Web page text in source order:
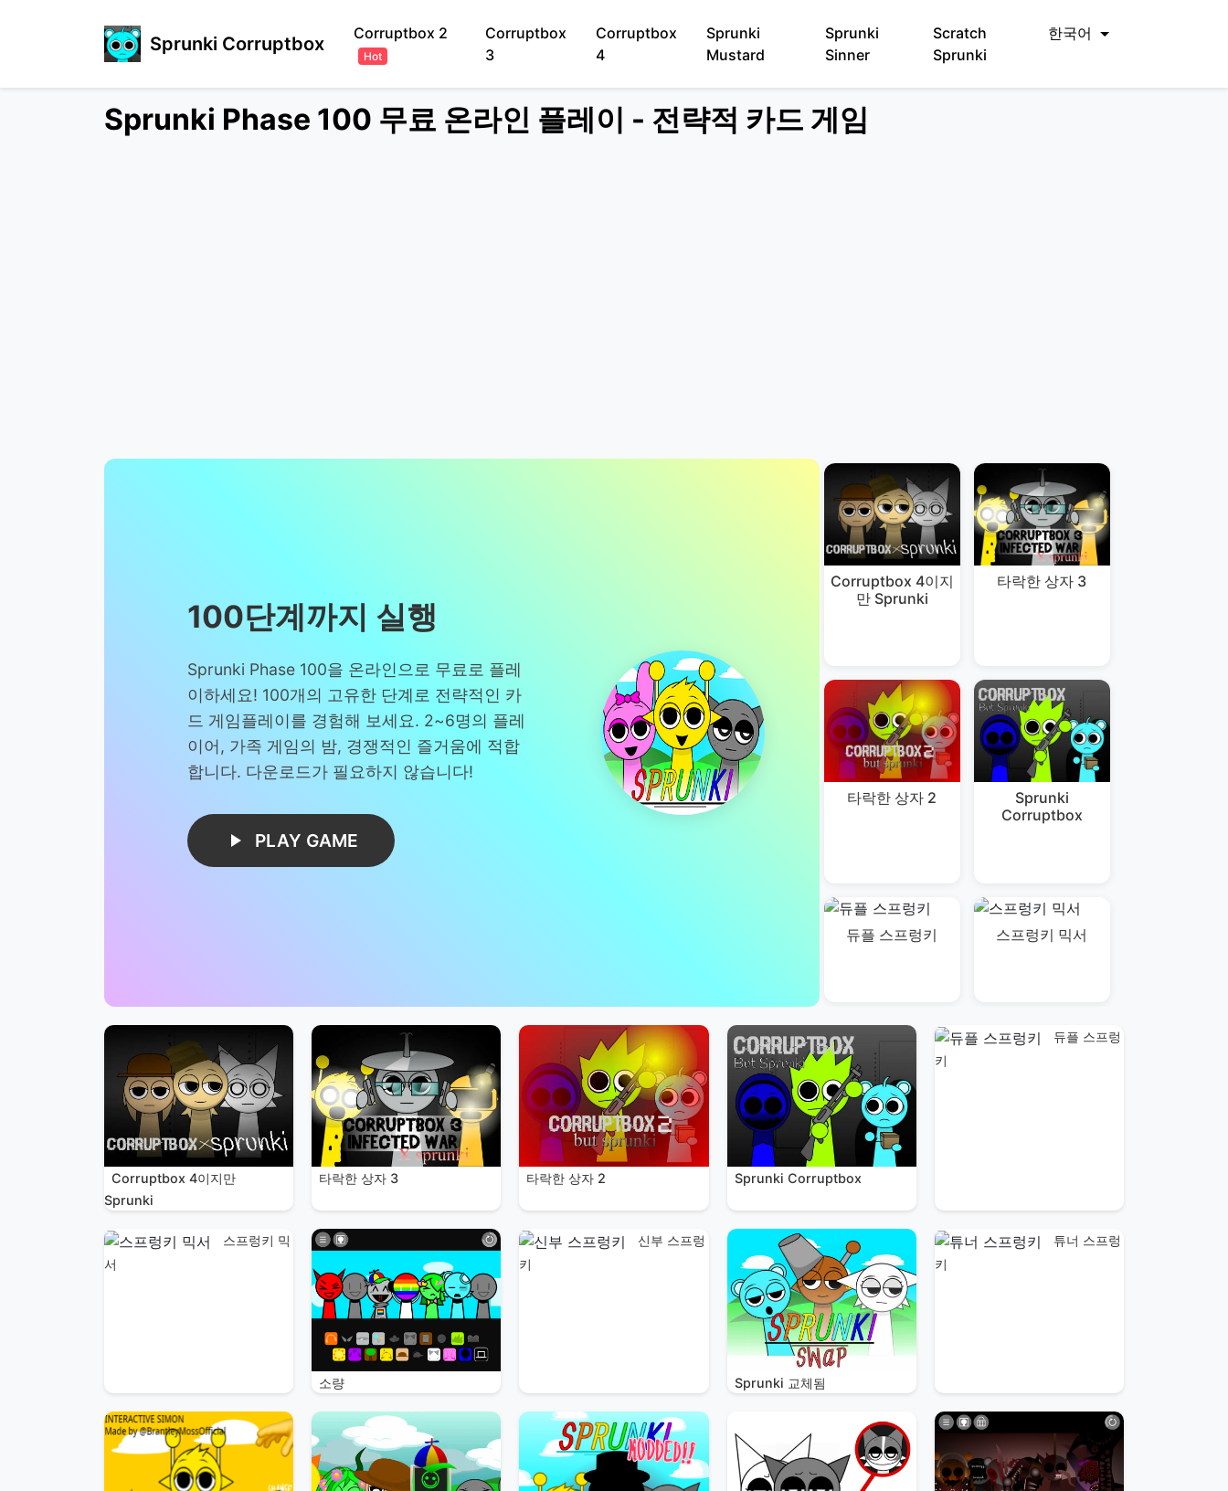
Sprunki Corruptbox Corruptbox 2
Hot
Corruptbox
3
Corruptbox
4
Sprunki
Mustard
Sprunki
Sinner
Scratch
Sprunki
한국어
Sprunki Phase 100 무료 온라인 플레이 - 전략적 카드 게임
100단계까지 실행
Sprunki Phase 100을 온라인으로 무료로 플레
이하세요! 100개의 고유한 단계로 전략적인 카
드 게임플레이를 경험해 보세요. 2~6명의 플레
이어, 가족 게임의 밤, 경쟁적인 즐거움에 적합
합니다. 다운로드가 필요하지 않습니다!
PLAY GAME
Corruptbox 4이지
만 Sprunki
타락한 상자 3
타락한 상자 2
Sprunki
Corruptbox
듀플 스프렁키 스프렁키 믹서
Corruptbox 4이지만
Sprunki
타락한 상자 3 타락한 상자 2 Sprunki Corruptbox
듀플 스프렁
키
스프렁키 믹
서
소량
신부 스프렁
키
Sprunki 교체됨
튜너 스프렁
키